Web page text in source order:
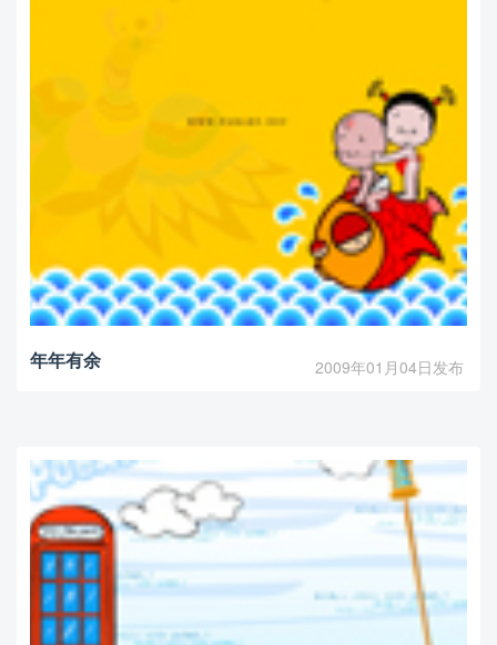
年年有余 2009年01月04日发布